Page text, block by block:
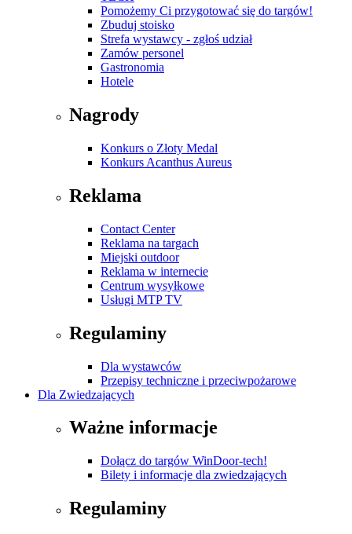
Pomożemy Ci przygotować się do targów!
Zbuduj stoisko
Strefa wystawcy - zgłoś udział
Zamów personel
Gastronomia
Hotele
Nagrody
Konkurs o Złoty Medal
Konkurs Acanthus Aureus
Reklama
Contact Center
Reklama na targach
Miejski outdoor
Reklama w internecie
Centrum wysyłkowe
Usługi MTP TV
Regulaminy
Dla wystawców
Przepisy techniczne i przeciwpożarowe
Dla Zwiedzających
Ważne informacje
Dołącz do targów WinDoor-tech!
Bilety i informacje dla zwiedzających
Regulaminy